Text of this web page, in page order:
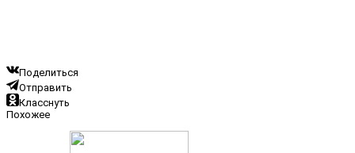
Поделиться
Отправить
Класснуть
Похожее